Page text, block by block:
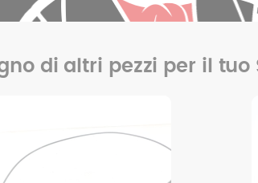
di altri pezzi per il tuo